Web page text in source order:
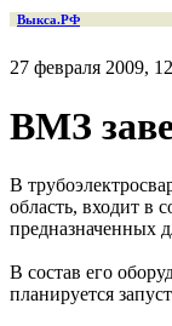
Выкса.РФ
27 февраля 2009,
ВМЗ
В
область, входит в
предназначенных
В состав его
планируется